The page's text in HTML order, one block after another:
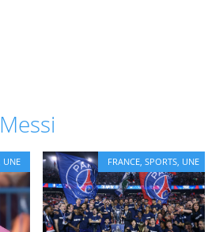
Messi
UNE FRANCE ,SPORTS UNE